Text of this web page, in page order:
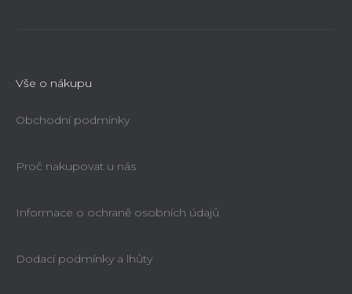
Vše o nákupu
Obchodní podmínky
Proč nakupovat u nás
Informace o ochraně osobních údajů
Dodací podmínky a lhůty